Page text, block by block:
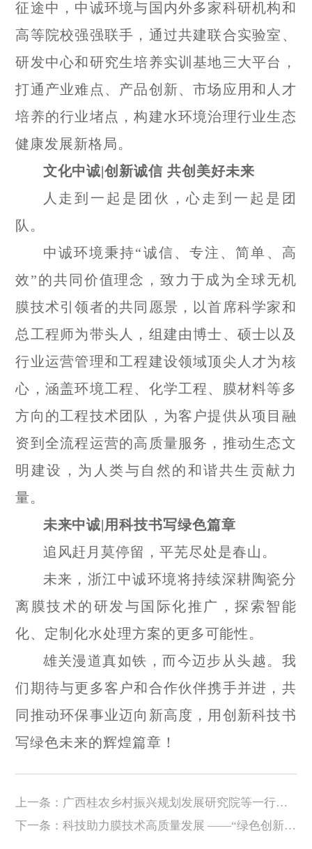
征途中，中诚环境与国内外多家科研机构和
高等院校强强联手，通过共建联合实验室、
研发中心和研究生培养实训基地三大平台，
打通产业难点、产品创新、市场应用和人才
培养的行业堵点，构建水环境治理行业生态
健康发展新格局。
文化中诚 |创新诚信 共创美好未来
人走到一起是团伙，心走到一起是团
队。
中诚环境秉持“诚信、专注、简单、高
效”的共同价值理念，致力于成为全球无机
膜技术引领者的共同愿景，以首席科学家和
总工程师为带头人，组建由博士、硕士以及
行业运营管理和工程建设领域顶尖人才为核
心，涵盖环境工程、化学工程、膜材料等多
方向的工程技术团队，为客户提供从项目融
资到全流程运营的高质量服务，推动生态文
明建设，为人类与自然的和谐共生贡献力
量。
未来中诚 用科技书写绿色篇章
追风赶月莫停留，平芜尽处是春山。
未来，浙江中诚环境将持续深耕陶瓷分
离膜技术的研发与国际化推广，探索智能
化、定制化水处理方案的更多可能性。
雄关漫道真如铁，而今迈步从头越。我
们期待与更多客户和合作伙伴携手并进，共
同推动环保事业迈向新高度，用创新科技书
写绿色未来的辉煌篇章！
上一条：广西桂农乡村振兴规划发展研究院等一行领导莅临我司调研考察
下一条：科技助力膜技术高质量发展 ——“绿色创新中国行”专家组走进中诚环境调研